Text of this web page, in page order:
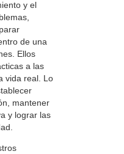
y el
de una
Ellos
a las
vida real. Lo
mantener
y lograr las